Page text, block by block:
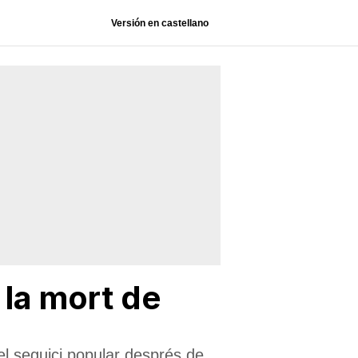
Versión en castellano
mort de